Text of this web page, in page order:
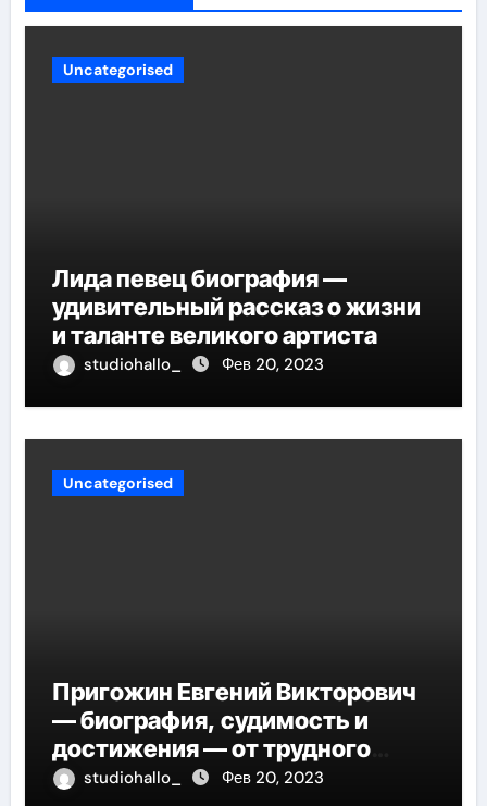
Uncategorised
Лида певец биография —
удивительный рассказ о жизни
и таланте великого артиста
studiohallo_ Фев 20, 2023
Uncategorised
Пригожин Евгений Викторович
— биография, судимость и
достижения — от трудного
детства до мирового успеха
studiohallo_ Фев 20, 2023